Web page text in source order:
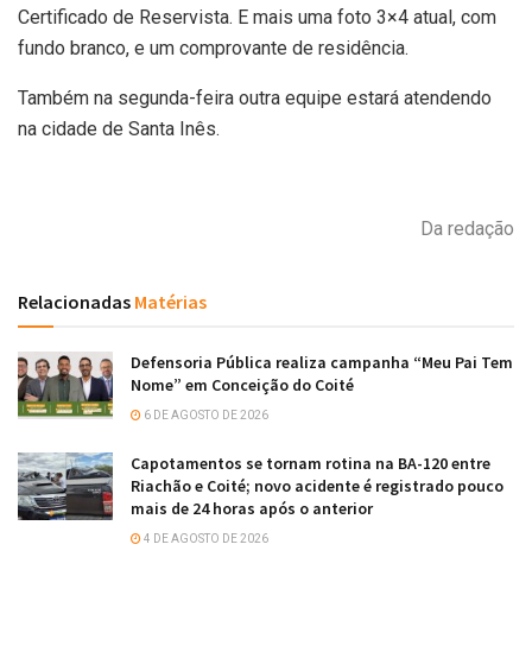
Certificado de Reservista. E mais uma foto 3×4 atual, com
fundo branco, e um comprovante de residência.
Também na segunda-feira outra equipe estará atendendo
na cidade de Santa Inês.
Da redação
Relacionadas Matérias
Defensoria Pública realiza campanha “Meu Pai Tem
Nome” em Conceição do Coité
6 DE AGOSTO DE 2026
Capotamentos se tornam rotina na BA-120 entre
Riachão e Coité; novo acidente é registrado pouco
mais de 24 horas após o anterior
4 DE AGOSTO DE 2026